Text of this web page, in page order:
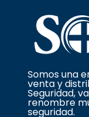
Somos una
venta y
Seguridad,
renombre
seguridad.